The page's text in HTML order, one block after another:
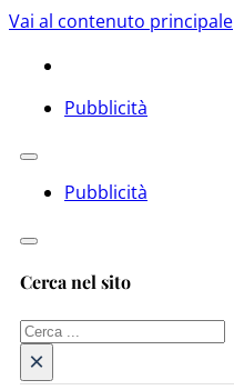
Vai al contenuto principale
Pubblicità
Pubblicità
Cerca nel sito
Cerca
×